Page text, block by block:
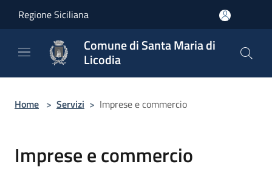
Regione Siciliana
Comune di Santa Maria di
Licodia
Home > Servizi > Imprese e commercio
Imprese e commercio